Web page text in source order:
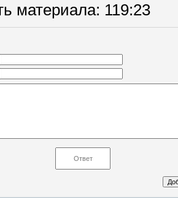
материала: 119:23